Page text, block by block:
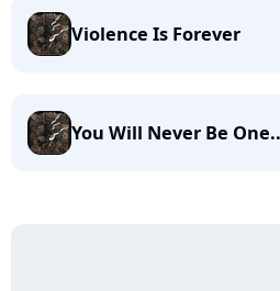
Violence Is Forever
You Will Never Be